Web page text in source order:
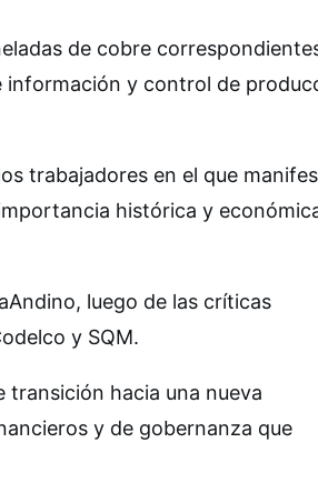
de cobre
información y control de
trabajadores en el que
histórica y
luego de las críticas
y SQM.
transición hacia una nueva
y de gobernanza que